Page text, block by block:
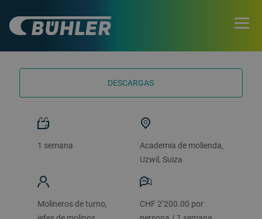
FECHAS Y RESERVAS
DESCARGAS
1 semana
Academia de molienda,
Uzwil, Suiza
Molineros de turno,
CHF 2’200.00 por